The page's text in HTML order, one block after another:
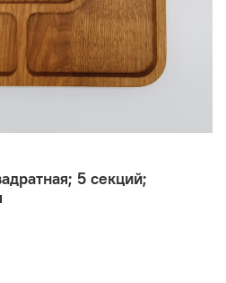
5 секций;